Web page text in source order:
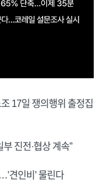
17일 쟁의행위 출정집
진전·협상 계속”
견인비’ 물린다